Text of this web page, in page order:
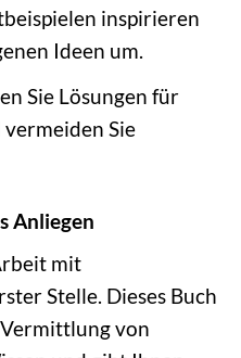
inspirieren
Ideen um.
Sie Lösungen für
Sie
Anliegen
mit
Stelle. Dieses Buch
von